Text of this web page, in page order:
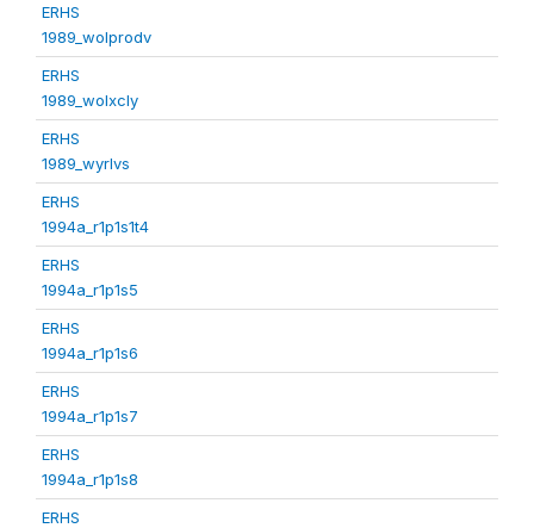
ERHS
1989_wolprodv
ERHS
1989_wolxcly
ERHS
1989_wyrlvs
ERHS
1994a_r1p1s1t4
ERHS
1994a_r1p1s5
ERHS
1994a_r1p1s6
ERHS
1994a_r1p1s7
ERHS
1994a_r1p1s8
ERHS